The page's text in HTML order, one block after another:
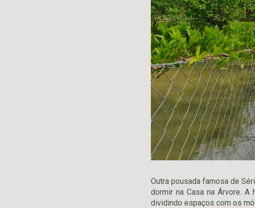
Outra pousada famosa de
dormir na Casa na Árvore.
dividindo espaços com os